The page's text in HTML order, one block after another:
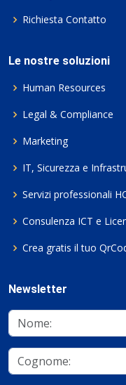
Richiesta Contatto
Le nostre soluzioni
Human Resources
Legal & Compliance
Marketing
IT, Sicurezza e
Servizi professionali
Consulenza ICT e
Crea gratis il tuo
Newsletter